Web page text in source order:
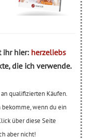
ihr hier: herzeliebs
die ich verwende.
qualifizierten Käufen.
bekomme, wenn du ein
über diese Seite
aber nicht!